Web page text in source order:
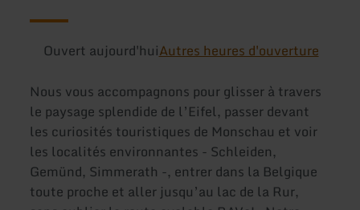
Ouvert aujourd'huiAutres heures d'ouverture
Nous vous accompagnons pour glisser à travers
le paysage splendide de l’Eifel, passer devant
les curiosités touristiques de Monschau et voir
les localités environnantes - Schleiden,
Gemünd, Simmerath -, entrer dans la Belgique
toute proche et aller jusqu’au lac de la Rur,